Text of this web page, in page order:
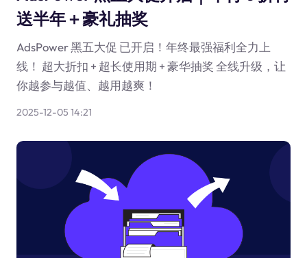
送半年＋豪礼抽奖
AdsPower 黑五大促 已开启！年终最强福利全力上
线！ 超大折扣 + 超长使用期 + 豪华抽奖 全线升级，让
你越参与越值、越用越爽！
2025-12-05 14:21